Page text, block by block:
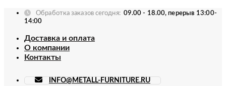
Skip
Обработка заказов сегодня: 09.00 - 18.00, перерыв 13:00-
14:00
Доставка и оплата
О компании
Контакты
INFO@METALL-FURNITURE.RU